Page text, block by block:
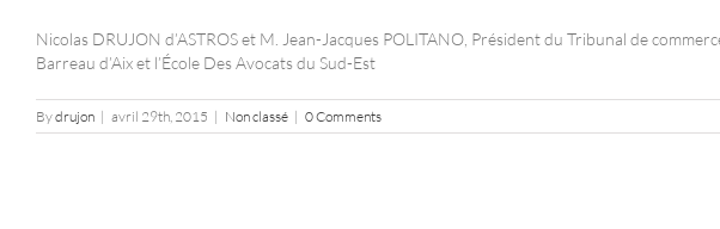
Nicolas DRUJON d’ASTROS et M. Jean-Jacques POLITANO, Président du Tribunal de
Barreau d’Aix et l’École Des Avocats du Sud-Est
Bydrujon | avril 29th, 2015 | Non classé | 0 Comments